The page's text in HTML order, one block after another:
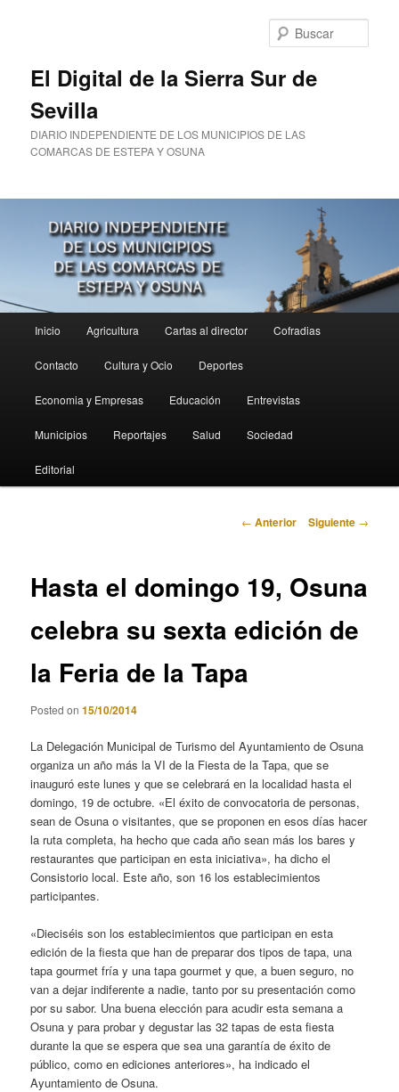
El Digital de la Sierra Sur de
Sevilla
DIARIO INDEPENDIENTE DE LOS MUNICIPIOS DE LAS
COMARCAS DE ESTEPA Y OSUNA
principal
Inicio Agricultura Cartas al director Cofradias
Contacto Cultura y Ocio Deportes
Economia y Empresas Educación Entrevistas
Municipios Reportajes Salud Sociedad
Editorial
Navegación
← Anterior Siguiente →
Hasta el domingo 19, Osuna
celebra su sexta edición de
la Feria de la Tapa
Posted on15/10/2014
La Delegación Municipal de Turismo del Ayuntamiento de Osuna
organiza un año más la VI de la Fiesta de la Tapa, que se
inauguró este lunes y que se celebrará en la localidad hasta el
domingo, 19 de octubre. «El éxito de convocatoria de personas,
sean de Osuna o visitantes, que se proponen en esos días hacer
la ruta completa, ha hecho que cada año sean más los bares y
restaurantes que participan en esta iniciativa», ha dicho el
Consistorio local. Este año, son 16 los establecimientos
participantes.
«Dieciséis son los establecimientos que participan en esta
edición de la fiesta que han de preparar dos tipos de tapa, una
tapa gourmet fría y una tapa gourmet y que, a buen seguro, no
van a dejar indiferente a nadie, tanto por su presentación como
por su sabor. Una buena elección para acudir esta semana a
Osuna y para probar y degustar las 32 tapas de esta fiesta
durante la que se espera que sea una garantía de éxito de
público, como en ediciones anteriores», ha indicado el
Ayuntamiento de Osuna.